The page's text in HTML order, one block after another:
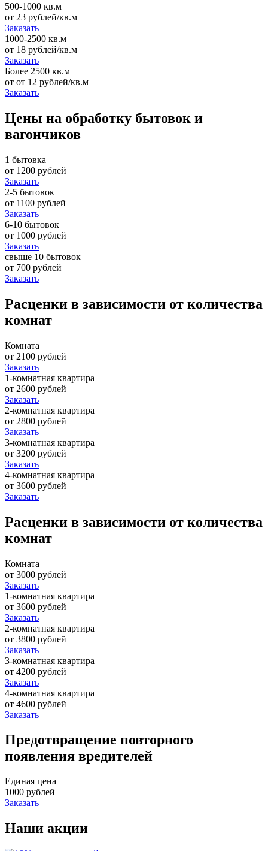
500-1000 кв.м
от 23 рублей/кв.м
Заказать
1000-2500 кв.м
от 18 рублей/кв.м
Заказать
Более 2500 кв.м
от от 12 рублей/кв.м
Заказать
Цены на обработку бытовок и
вагончиков
1 бытовка
от 1200 рублей
Заказать
2-5 бытовок
от 1100 рублей
Заказать
6-10 бытовок
от 1000 рублей
Заказать
свыше 10 бытовок
от 700 рублей
Заказать
Расценки в зависимости от количества
комнат
Комната
от 2100 рублей
Заказать
1-комнатная квартира
от 2600 рублей
Заказать
2-комнатная квартира
от 2800 рублей
Заказать
3-комнатная квартира
от 3200 рублей
Заказать
4-комнатная квартира
от 3600 рублей
Заказать
Расценки в зависимости от количества
комнат
Комната
от 3000 рублей
Заказать
1-комнатная квартира
от 3600 рублей
Заказать
2-комнатная квартира
от 3800 рублей
Заказать
3-комнатная квартира
от 4200 рублей
Заказать
4-комнатная квартира
от 4600 рублей
Заказать
Предотвращение повторного
появления вредителей
Единая цена
1000 рублей
Заказать
Наши акции